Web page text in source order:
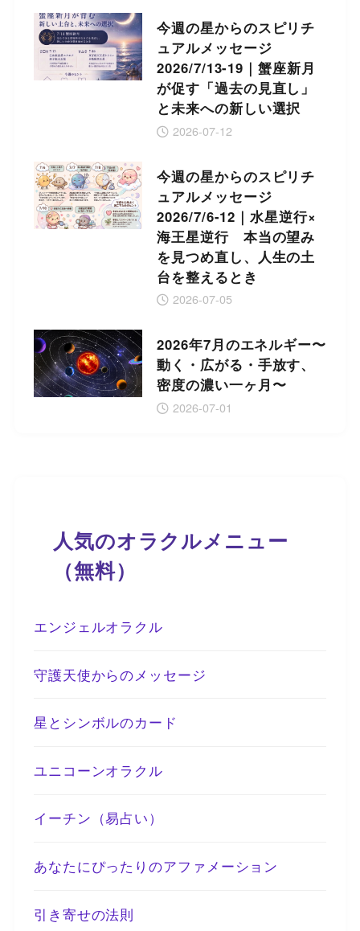
今週の星からのスピリチ
ュアルメッセージ
2026/7/13-19｜蟹座新月
が促す「過去の見直し」
と未来への新しい選択
2026-07-12
今週の星からのスピリチ
ュアルメッセージ
2026/7/6-12｜水星逆行×
海王星逆行 本当の望み
を見つめ直し、人生の土
台を整えるとき
2026-07-05
2026年7月のエネルギー〜
動く・広がる・手放す、
密度の濃い一ヶ月〜
2026-07-01
人気のオラクルメニュー
（無料）
エンジェルオラクル
守護天使からのメッセージ
星とシンボルのカード
ユニコーンオラクル
イーチン（易占い）
あなたにぴったりのアファメーション
引き寄せの法則